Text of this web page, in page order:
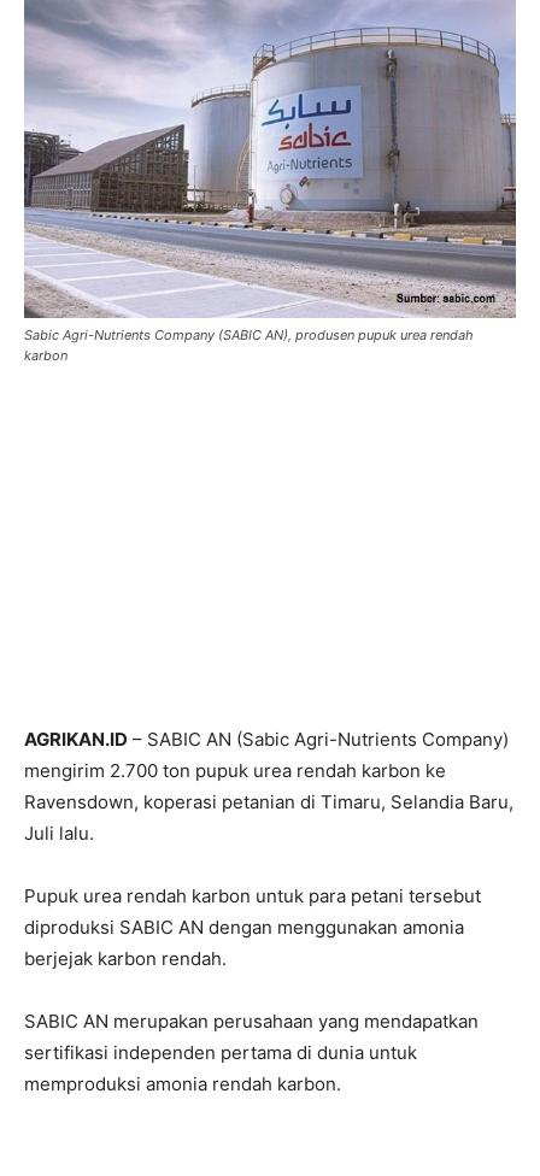
Sabic Agri-Nutrients Company (SABIC AN), produsen pupuk urea rendah
karbon
AGRIKAN.ID – SABIC AN (Sabic Agri-Nutrients Company)
mengirim 2.700 ton pupuk urea rendah karbon ke
Ravensdown, koperasi petanian di Timaru, Selandia Baru,
Juli lalu.
Pupuk urea rendah karbon untuk para petani tersebut
diproduksi SABIC AN dengan menggunakan amonia
berjejak karbon rendah.
SABIC AN merupakan perusahaan yang mendapatkan
sertifikasi independen pertama di dunia untuk
memproduksi amonia rendah karbon.